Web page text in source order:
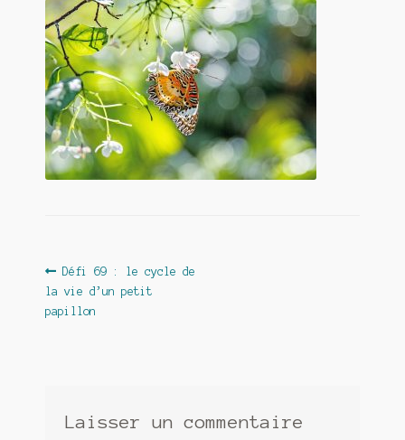
Boutique
Commande
Contact
De(s)tracteur réduit au silence
Il fallait me laisser mourir
Navigation
de
Article
précédent :
Défi 69 : le cycle de
la vie d’un petit
papillon
Laisser un commentaire